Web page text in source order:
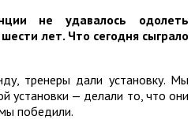
не удавалось одолеть
лет. Что сегодня сыграло
тренеры дали установку. Мы
установки — делали то, что они
победили.